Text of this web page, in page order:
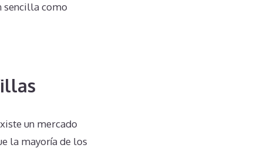
sencilla como
un mercado
la mayoría de los